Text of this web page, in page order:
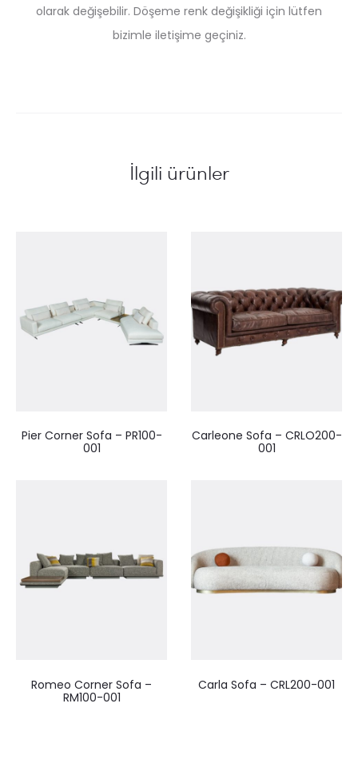
olarak değişebilir. Döşeme renk değişikliği için lütfen
bizimle iletişime geçiniz.
İlgili ürünler
Pier Corner Sofa – PR100-
001
Carleone Sofa – CRLO200-
001
Romeo Corner Sofa –
RM100-001
Carla Sofa – CRL200-001